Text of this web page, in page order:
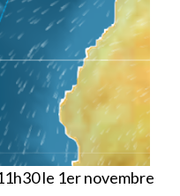
le 1er novembre